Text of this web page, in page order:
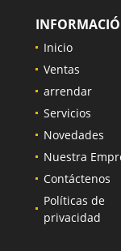
Inicio
Ventas
arrendar
Servicios
Novedades
Nuestra
Contáctenos
Políticas de
privacidad